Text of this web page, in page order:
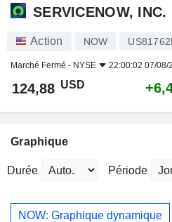
SERVICENOW, INC.
Action NOW
Marché Fermé - NYSE 22:00:02 07/08/
124,88 USD
Graphique
Durée Période
NOW: Graphique dynamique